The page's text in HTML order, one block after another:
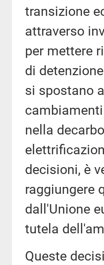
transizione
attraverso
per mettere
di
si spostano
nella
decisioni, è
raggiungere
dall'Unione
tutela
Queste